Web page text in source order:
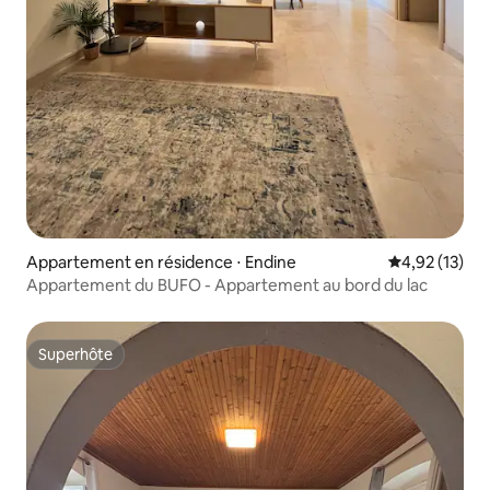
Appartement en résidence ⋅ Endine Évaluation
4,92 (13)
Appartement du BUFO - Appartement au bord du lac
Superhôte
Superhôte